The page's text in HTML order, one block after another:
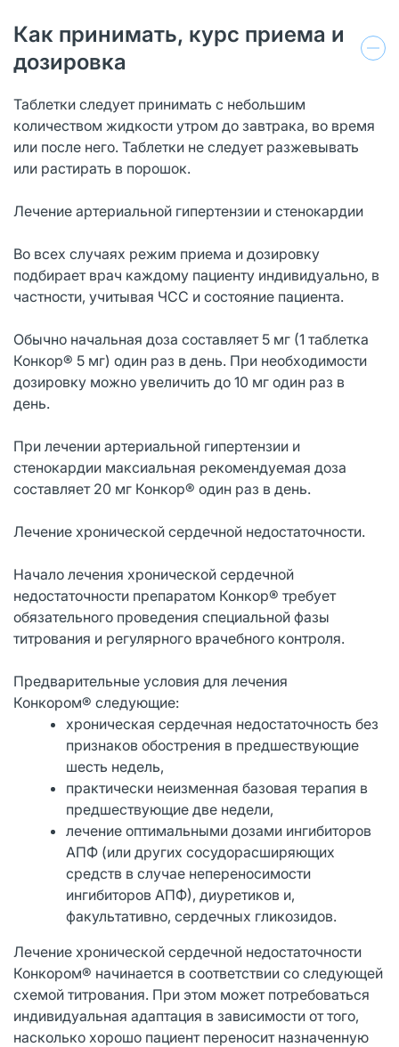
Как принимать, курс приема и
дозировка
Таблетки следует принимать с небольшим
количеством жидкости утром до завтрака, во время
или после него. Таблетки не следует разжевывать
или растирать в порошок.
Лечение артериальной гипертензии и стенокардии
Во всех случаях режим приема и дозировку
подбирает врач каждому пациенту индивидуально, в
частности, учитывая ЧСС и состояние пациента.
Обычно начальная доза составляет 5 мг (1 таблетка
Конкор® 5 мг) один раз в день. При необходимости
дозировку можно увеличить до 10 мг один раз в
день.
При лечении артериальной гипертензии и
стенокардии максиальная рекомендуемая доза
составляет 20 мг Конкор® один раз в день.
Лечение хронической сердечной недостаточности.
Начало лечения хронической сердечной
недостаточности препаратом Конкор® требует
обязательного проведения специальной фазы
титрования и регулярного врачебного контроля.
Предварительные условия для лечения
Конкором® следующие:
хроническая сердечная недостаточность без
признаков обострения в предшествующие
шесть недель,
практически неизменная базовая терапия в
предшествующие две недели,
лечение оптимальными дозами ингибиторов
АПФ (или других сосудорасширяющих
средств в случае непереносимости
ингибиторов АПФ), диуретиков и,
факультативно, сердечных гликозидов.
Лечение хронической сердечной недостаточности
Конкором® начинается в соответствии со следующей
схемой титрования. При этом может потребоваться
индивидуальная адаптация в зависимости от того,
насколько хорошо пациент переносит назначенную